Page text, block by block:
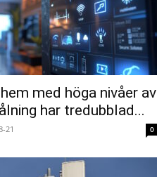
med höga nivåer av
har tredubblad...
21 0